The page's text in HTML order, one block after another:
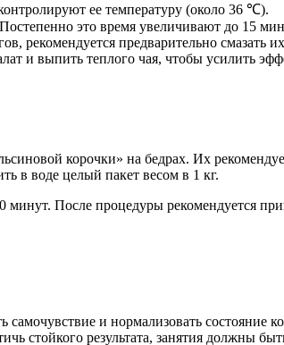
ее температуру (около 36 ℃).
это время увеличивают до 15
рекомендуется предварительно смазать
и выпить теплого чая, чтобы усилить
корочки» на бедрах. Их
в воде целый пакет весом в 1 кг.
минут. После процедуры рекомендуется
самочувствие и нормализовать
стойкого результата, занятия должны